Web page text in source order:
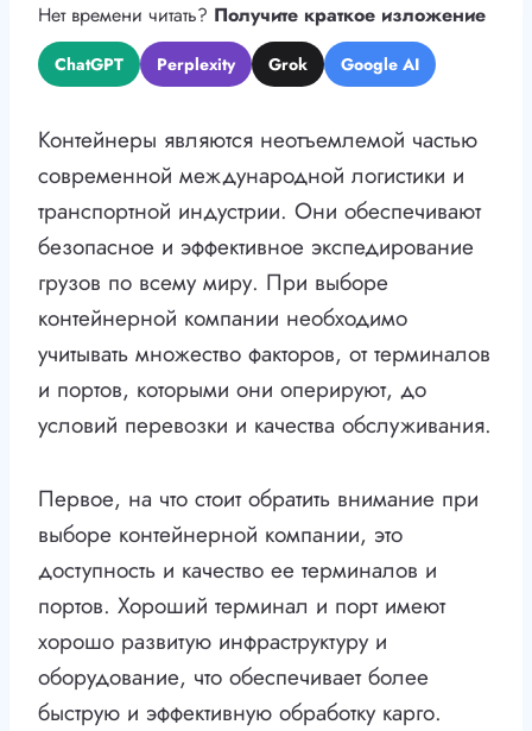
Нет времени читать? Получите краткое изложение
ChatGPT Perplexity Grok Google AI
Контейнеры являются неотъемлемой частью
современной международной логистики и
транспортной индустрии. Они обеспечивают
безопасное и эффективное экспедирование
грузов по всему миру. При выборе
контейнерной компании необходимо
учитывать множество факторов, от терминалов
и портов, которыми они оперируют, до
условий перевозки и качества обслуживания.
Первое, на что стоит обратить внимание при
выборе контейнерной компании, это
доступность и качество ее терминалов и
портов. Хороший терминал и порт имеют
хорошо развитую инфраструктуру и
оборудование, что обеспечивает более
быструю и эффективную обработку карго.